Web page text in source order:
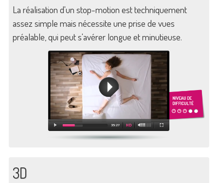
La réalisation d'un stop-motion est techniquement
assez simple mais nécessite une prise de vues
préalable, qui peut s'avérer longue et minutieuse.
3D